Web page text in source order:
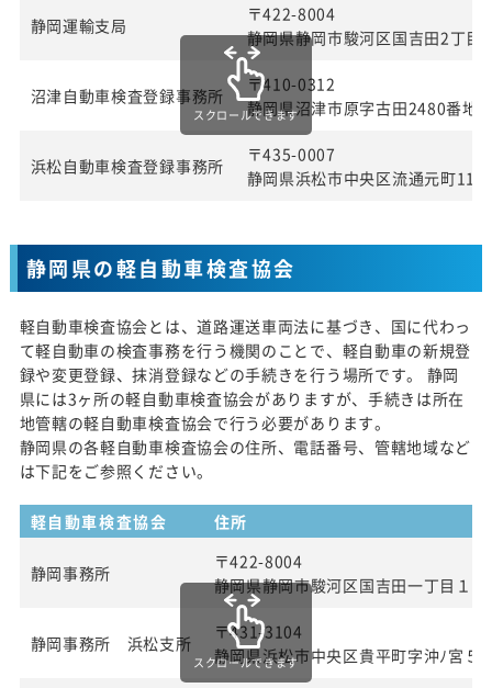
静岡運輸支局
〒422-8004
静岡県静岡市駿河区国吉田2丁目
沼津自動車検査登録事務所
〒410-0312
静岡県沼津市原字古田2480番地
浜松自動車検査登録事務所
〒435-0007
静岡県浜松市中央区流通元町11
スクロールできます
静岡県の軽自動車検査協会
軽自動車検査協会とは、道路運送車両法に基づき、国に代わっ
て軽自動車の検査事務を行う機関のことで、軽自動車の新規登
録や変更登録、抹消登録などの手続きを行う場所です。 静岡
県には3ヶ所の軽自動車検査協会がありますが、手続きは所在
地管轄の軽自動車検査協会で行う必要があります。
静岡県の各軽自動車検査協会の住所、電話番号、管轄地域など
は下記をご参照ください。
軽自動車検査協会 住所
静岡事務所
〒422-8004
静岡県静岡市駿河区国吉田一丁目１
静岡事務所 浜松支所
〒431-3104
静岡県浜松市中央区貴平町字沖ﾉ宮５
スクロールできます